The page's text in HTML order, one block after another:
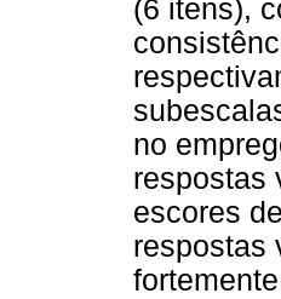
(6 itens),
no
respostas
escores
respostas